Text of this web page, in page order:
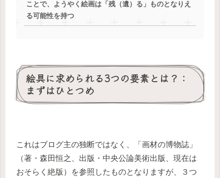
ことで、ようやく絵画は「残（遺）る」ものとなりえ
る可能性を持つ
絵具に求められる3つの要素とは？：
まずはひとつめ
これはブログ主の独断ではなく、「画材の博物誌」
（著・森田恒之、出版・中央公論美術出版、現在は
おそらく絶版）を参照したものとなりますが、３つ